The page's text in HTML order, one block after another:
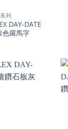
列
DAY-DATE
羅馬字